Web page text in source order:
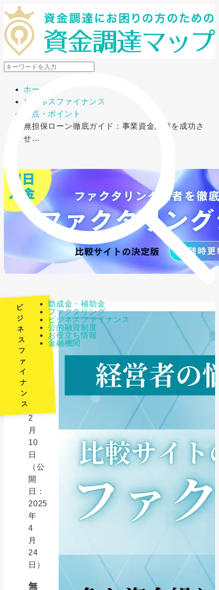
メニューを開閉
助成金・補助金
ファクタリング
ビジネスファイナンス
公的融資制度
お役立ち情報
金融機関
ホーム
ビジネスファイナンス
要点・ポイント
無担保ローン徹底ガイド：事業資金調達を成功さ
せ…
ビ
ジ
ネ
ス
フ
ァ
イ
ナ
ン
ス
2
月
10
日
（公
開
日：
2025
年
4
月
24
日）
無